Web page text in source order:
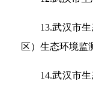
13.武汉市
区）生态环境监
14.武汉市